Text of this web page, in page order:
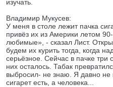
изучать.
Владимир Мукусев:
У меня в столе лежит пачка
привёз их из Америки летом
любимые», - сказал Лист.
будем их курить тогда, когда
серьёзное. Сейчас в пачке три
них осталось. Табак
выбросил- не знаю. Я давно не
сигарет есть, а человека...